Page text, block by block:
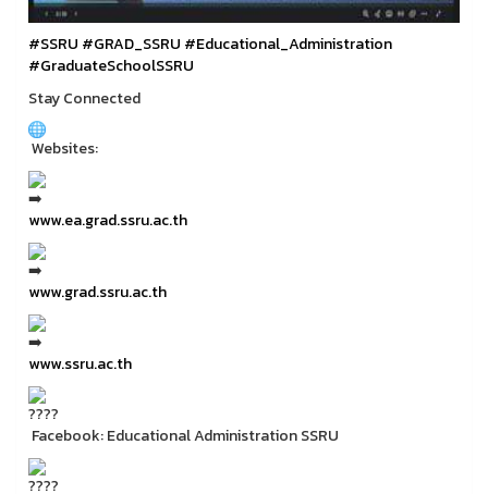
#SSRU #GRAD_SSRU #Educational_Administration
#GraduateSchoolSSRU
Stay Connected
Websites:
www.ea.grad.ssru.ac.th
www.grad.ssru.ac.th
www.ssru.ac.th
Facebook: Educational Administration SSRU